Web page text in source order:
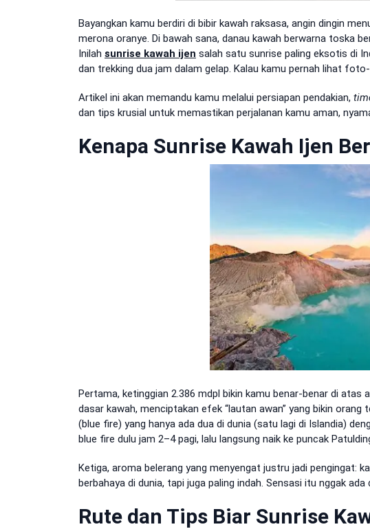
Bayangkan kamu berdiri di bibir kawah raksasa, angin dingin
merona oranye. Di bawah sana, danau kawah berwarna toska
Inilah sunrise kawah ijen salah satu sunrise paling eksotis di
dan trekking dua jam dalam gelap. Kalau kamu pernah lihat
Artikel ini akan memandu kamu melalui persiapan pendakian,
dan tips krusial untuk memastikan perjalanan kamu aman,
Kenapa Sunrise Kawah Ijen
Pertama, ketinggian 2.386 mdpl bikin kamu benar-benar di
dasar kawah, menciptakan efek “lautan awan” yang bikin orang
(blue fire) yang hanya ada dua di dunia (satu lagi di Islandia)
blue fire dulu jam 2–4 pagi, lalu langsung naik ke puncak
Ketiga, aroma belerang yang menyengat justru jadi pengingat:
berbahaya di dunia, tapi juga paling indah. Sensasi itu nggak ada
Rute dan Tips Biar Sunrise